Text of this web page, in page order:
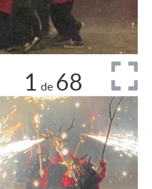
1 de 68